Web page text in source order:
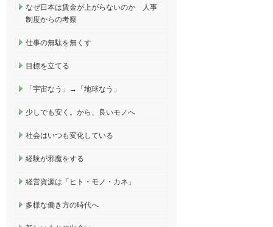
なぜ日本は賃金が上がらないのか 人事
制度からの考察
仕事の無駄を無くす
目標を立てる
「宇宙なう」→「地球なう」
少しでも安く。から、良いモノへ
社会はいつも変化している
経験が邪魔をする
経営資源は「ヒト・モノ・カネ」
多様な働き方の時代へ